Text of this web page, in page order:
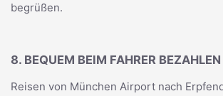
begrüßen.
8. BEQUEM BEIM FAHRER BEZAHLEN
Reisen von München Airport nach